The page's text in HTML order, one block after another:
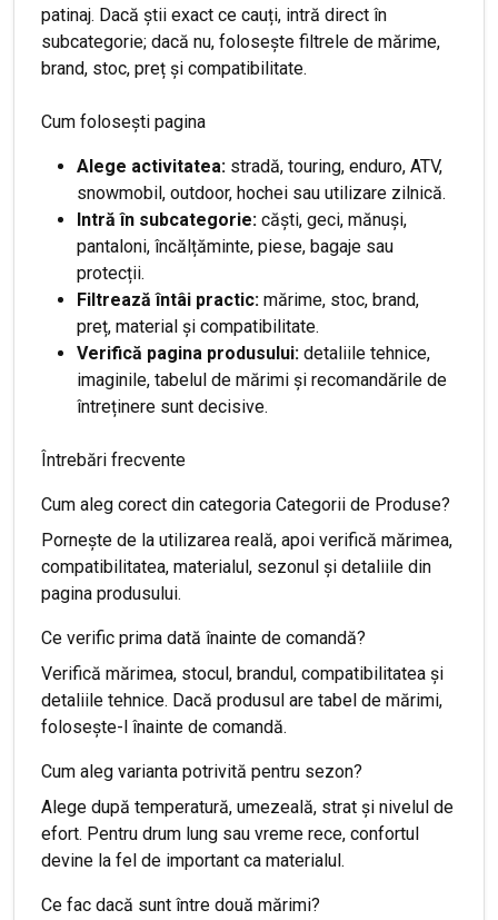
patinaj. Dacă știi exact ce cauți, intră direct în
subcategorie; dacă nu, folosește filtrele de mărime,
brand, stoc, preț și compatibilitate.
Cum folosești pagina
Alege activitatea: stradă, touring, enduro, ATV,
snowmobil, outdoor, hochei sau utilizare zilnică.
Intră în subcategorie: căști, geci, mănuși,
pantaloni, încălțăminte, piese, bagaje sau
protecții.
Filtrează întâi practic: mărime, stoc, brand,
preț, material și compatibilitate.
Verifică pagina produsului: detaliile tehnice,
imaginile, tabelul de mărimi și recomandările de
întreținere sunt decisive.
Întrebări frecvente
Cum aleg corect din categoria Categorii de Produse?
Pornește de la utilizarea reală, apoi verifică mărimea,
compatibilitatea, materialul, sezonul și detaliile din
pagina produsului.
Ce verific prima dată înainte de comandă?
Verifică mărimea, stocul, brandul, compatibilitatea și
detaliile tehnice. Dacă produsul are tabel de mărimi,
folosește-l înainte de comandă.
Cum aleg varianta potrivită pentru sezon?
Alege după temperatură, umezeală, strat și nivelul de
efort. Pentru drum lung sau vreme rece, confortul
devine la fel de important ca materialul.
Ce fac dacă sunt între două mărimi?